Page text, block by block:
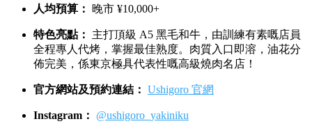
人均預算： 晚市 ¥10,000+
特色亮點：
主打頂級 A5 黑毛和牛，由訓練有素嘅店員
全程專人代烤，掌握最佳熟度。肉質入口即溶，油花分
佈完美，係東京極具代表性嘅高級燒肉名店！
官方網站及預約連結： Ushigoro 官網
Instagram： @ushigoro_yakiniku